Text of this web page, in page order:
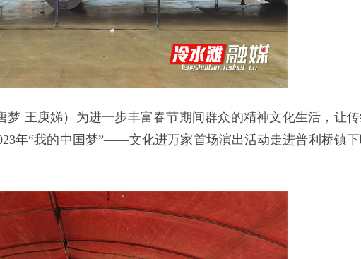
梦 王庚娣）为进一步丰富春节期间群众的精神文化生活，让
年“我的中国梦”——文化进万家首场演出活动走进普利桥镇